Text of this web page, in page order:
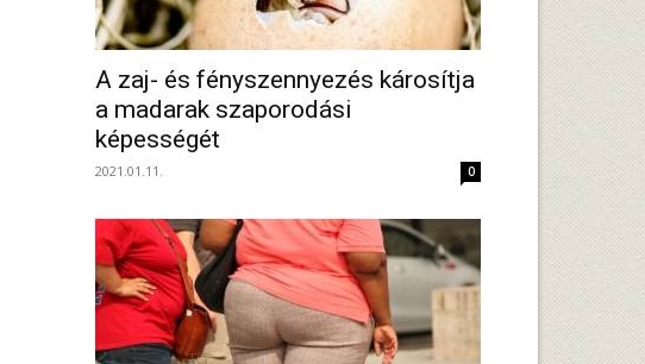
A zaj- és fényszennyezés károsítja
a madarak szaporodási
képességét
2021.01.11. 0